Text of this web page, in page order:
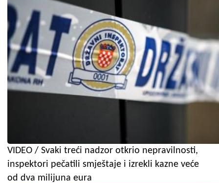
VIDEO / Svaki treći nadzor otkrio nepravilnosti,
inspektori pečatili smještaje i izrekli kazne veće
od dva milijuna eura